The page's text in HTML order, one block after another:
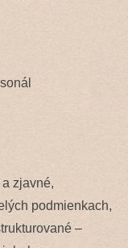
zjavné,
podmienkach,
–